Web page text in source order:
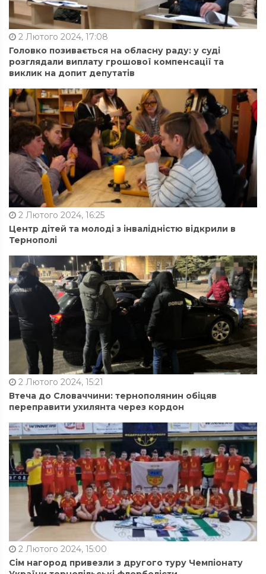
2 Лютого 2024, 17:08
Головко позивається на обласну раду: у суді
розглядали виплату грошової компенсації та
виклик на допит депутатів
2 Лютого 2024, 16:25
Центр дітей та молоді з інвалідністю відкрили в
Тернополі
2 Лютого 2024, 15:21
Втеча до Словаччини: тернополянин обіцяв
переправити ухилянта через кордон
2 Лютого 2024, 15:00
Сім нагород привезли з другого туру Чемпіонату